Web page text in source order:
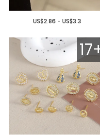
US$2.86 - US$3.3